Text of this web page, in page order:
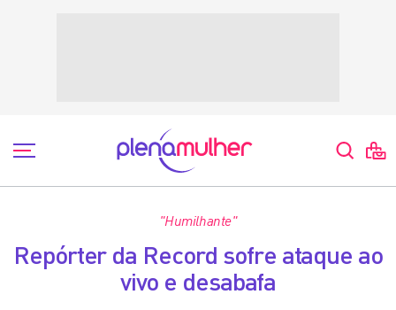
"Humilhante"
Repórter da Record sofre ataque ao
vivo e desabafa